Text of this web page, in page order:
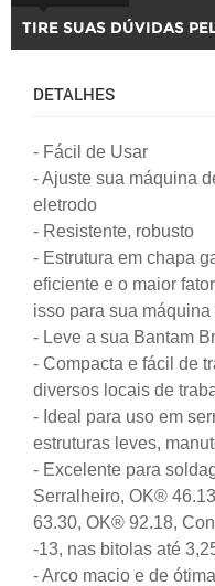
TIRE SUAS DÚVIDAS
DETALHES
- Fácil de Usar
- Ajuste sua máquina
eletrodo
- Resistente, robusto
- Estrutura em chapa
eficiente e o maior
isso para sua
- Leve a sua Bantam
- Compacta e fácil de
diversos locais de
- Ideal para uso em
estruturas leves,
- Excelente para
Serralheiro, OK®
63.30, OK® 92.18,
-13, nas bitolas até
- Arco macio e de